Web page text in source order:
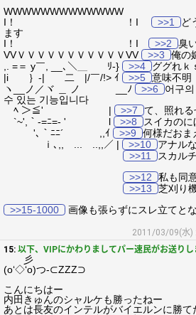
WWWWWWWWWWWWW
I！ ！I
>>1
ど
ます
I！ ！I
>>2
VVＶＶＶＶＶＶＶＶＶＶＶVV
>>3
俺
,. =＝ y￣, __､＼＿ ﾘ-}
>>4
ググれ
|i ｝-| ゝ二 |/￣/!> ｲ
>>5 意味不
ヽ__ノ／ヾ ＿ ノ __ﾉ
>>6
어구
수 있는 기능입니다
ﾍ ＞≦' |
>>7
て、照れる
`~',｀-=ﾆ=- ' l
>>8
スイカのに
'､｀ﾆﾆ´ ,,ｲ
>>9
何様だおま
ｉ､,, ... ..,,／ |
>>10
アナル
>>11
スカ
>>12
私も同
>>13
芝刈り
>>15-1000
画像も張らずにスレ立てと
2011/03/09(水)
15: 以下、VIPにかわりましてパー速民がお送りし
彡
(o‘◇‘o)つ-⊂ZZZ⊃
こんにちはー
内田きゅんのシャルケも勝ったねー
あとは長友のインテルがバイエルンに勝て